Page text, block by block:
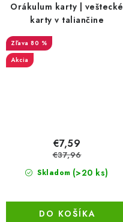
Orákulum karty | veštecké
karty v taliančine
80 %
Akcia
Skladom (>20 ks)
€7,59
€37,96
DO KOŠÍKA